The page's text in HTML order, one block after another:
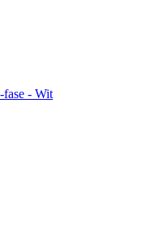
fase - Wit